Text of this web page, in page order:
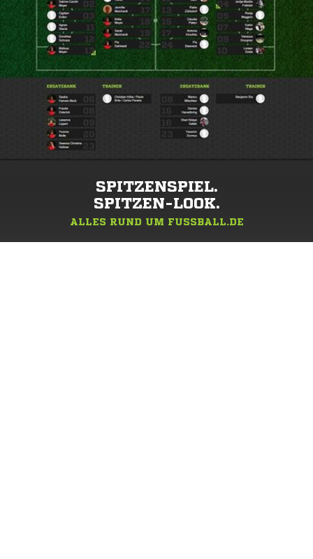
SPITZENSPIEL.
SPITZEN-LOOK.
ALLES RUND UM FUSSBALL.DE